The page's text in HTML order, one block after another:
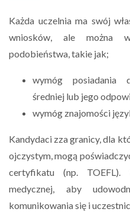
Każda uczelnia ma swój
wniosków, ale można
podobieństwa, takie jak;
wymóg posiadania
średniej lub jego
wymóg znajomości
Kandydaci zza granicy, dla
ojczystym, mogą
certyfikatu (np. TOEFL).
medycznej, aby
komunikowania się i